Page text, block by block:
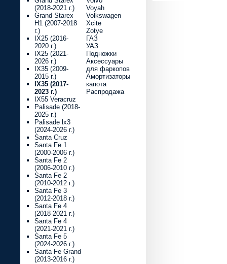
(2018-2021 г.)
Grand Starex
H1 (2007-2018
г.)
IX25 (2016-
2020 г.)
IX25 (2021-
2026 г.)
IX35 (2009-
2015 г.)
IX35 (2017-
2023 г.)
IX55 Veracruz
Palisade (2018-
2025 г.)
Palisade lx3
(2024-2026 г.)
Santa Cruz
Santa Fe 1
(2000-2006 г.)
Santa Fe 2
(2006-2010 г.)
Santa Fe 2
(2010-2012 г.)
Santa Fe 3
(2012-2018 г.)
Santa Fe 4
(2018-2021 г.)
Santa Fe 4
(2021-2021 г.)
Santa Fe 5
(2024-2026 г.)
Santa Fe Grand
(2013-2016 г.)
Voyah
Volkswagen
Xcite
Zotye
ГАЗ
УАЗ
Подножки
Аксессуары
для фаркопов
Амортизаторы
капота
Распродажа